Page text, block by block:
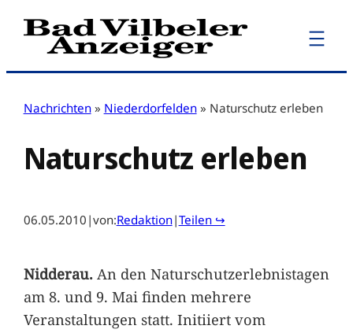
Zum
Inhalt
Nachrichten » Niederdorfelden » Naturschutz erleben
Naturschutz erleben
06.05.2010 |von:Redaktion|Teilen ↪
Nidderau.An den Naturschutzerlebnistagen
am 8. und 9. Mai finden mehrere
Veranstaltungen statt. Initiiert vom